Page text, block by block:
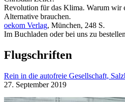
Revolution für das Klima. Warum wir
Alternative brauchen.
oekom Verlag, München, 248 S.
Im Buchladen oder bei uns zu
Flugschriften
Rein in die autofreie Gesellschaft,
27. September 2019